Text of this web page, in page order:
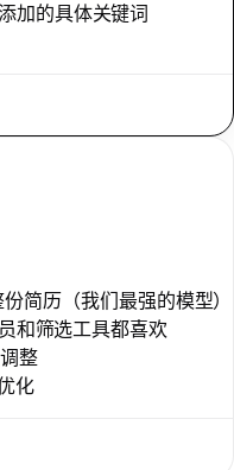
加的具体关键词
简历（我们最强的模型）
和筛选工具都喜欢
整
化